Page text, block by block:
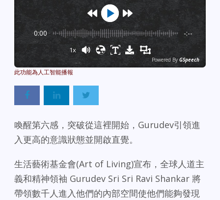
0:00 -:--
1x
Powered By GSpeech
喚醒第六感，突破從這裡開始，Gurudev引領進
入更高的意識狀態並開啟直覺。
生活藝術基金會(Art of Living)宣布，全球人道主
義和精神領袖 Gurudev Sri Sri Ravi Shankar 將
帶領數千人進入他們的內部空間使他們能夠發現